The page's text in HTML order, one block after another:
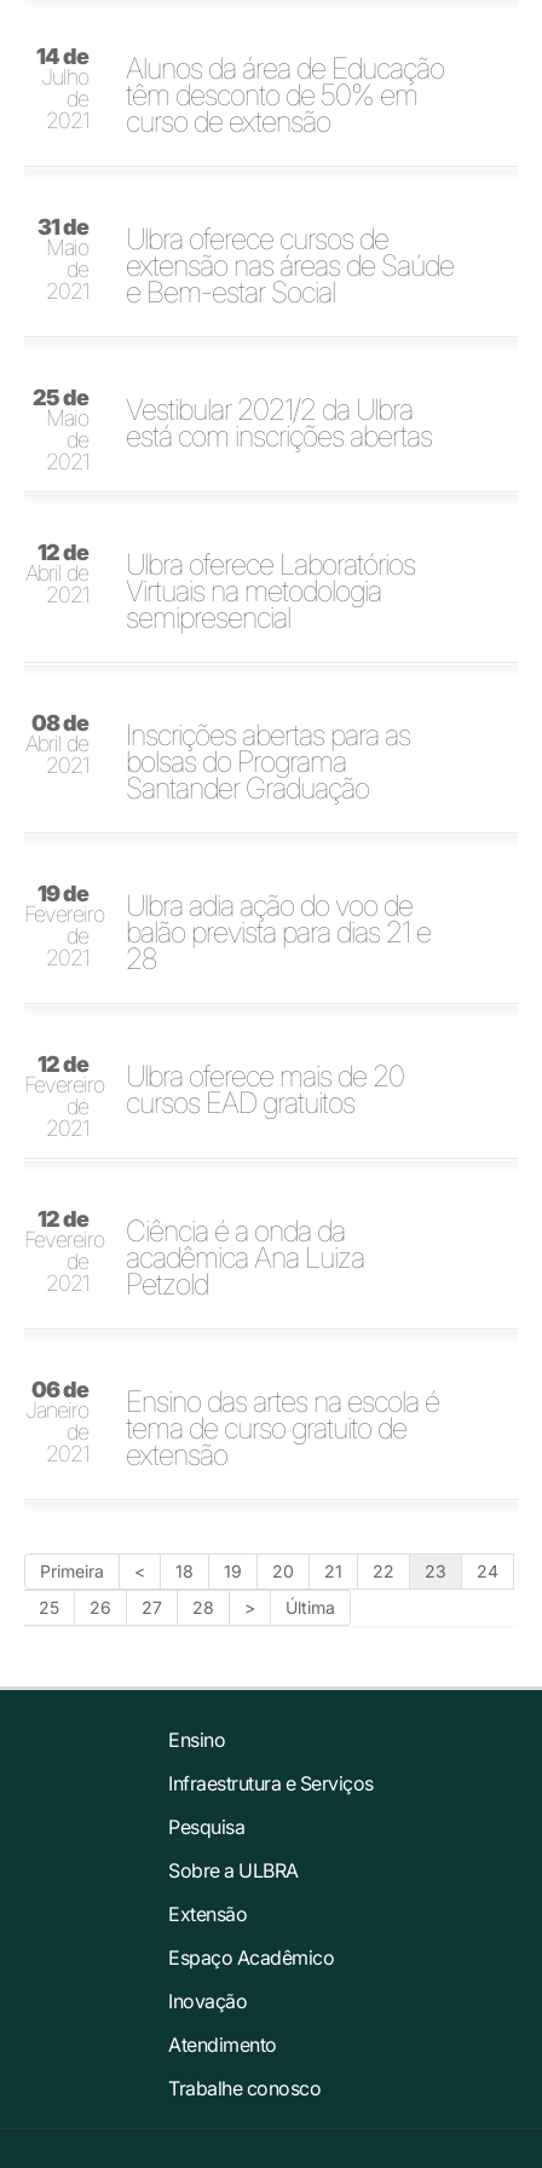
14 de
Julho
de
2021
Alunos da área de Educação
têm desconto de 50% em
curso de extensão
31 de
Maio
de
2021
Ulbra oferece cursos de
extensão nas áreas de Saúde
e Bem-estar Social
25 de
Maio
de
2021
Vestibular 2021/2 da Ulbra
está com inscrições abertas
12 de
Abril de
2021
Ulbra oferece Laboratórios
Virtuais na metodologia
semipresencial
08 de
Abril de
2021
Inscrições abertas para as
bolsas do Programa
Santander Graduação
19 de
Fevereiro
de
2021
Ulbra adia ação do voo de
balão prevista para dias 21 e
28
12 de
Fevereiro
de
2021
Ulbra oferece mais de 20
cursos EAD gratuitos
12 de
Fevereiro
de
2021
Ciência é a onda da
acadêmica Ana Luiza
Petzold
06 de
Janeiro
de
2021
Ensino das artes na escola é
tema de curso gratuito de
extensão
Primeira < 18 19 20 21 22 23
24
25
26 27 28 > Última
Ensino
Infraestrutura e Serviços
Pesquisa
Sobre a ULBRA
Extensão
Espaço Acadêmico
Inovação
Atendimento
Trabalhe conosco